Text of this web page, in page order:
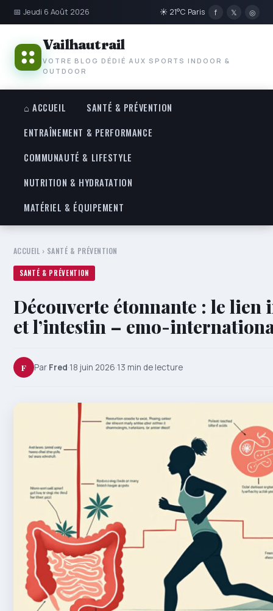
📅 Jeudi 6 Août 2026 ☀ 21°C Paris f 𝕏 ◎
Vailhautrail
VOTRE BLOG DÉDIÉ AUX SPORTS INDOOR &
OUTDOOR
⌂ ACCUEIL
SANTÉ & PRÉVENTION
ENTRAÎNEMENT & PERFORMANCE
COMMUNAUTÉ & LIFESTYLE
NUTRITION & HYDRATATION
MATÉRIEL & ÉQUIPEMENT
ACCUEIL › SANTÉ & PRÉVENTION
SANTÉ & PRÉVENTION
Découverte étonnante : le lien
et l’intestin – emo-
F Par Fred·18 juin 2026·13 min de lecture